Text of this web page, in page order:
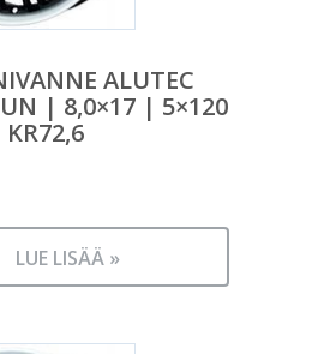
ALUTEC
| 8,0×17 | 5×120
LUE LISÄÄ »